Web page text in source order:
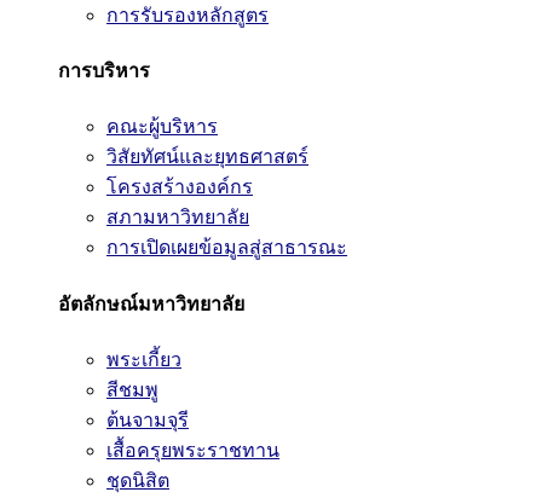
การรับรองหลักสูตร
การบริหาร
คณะผู้บริหาร
วิสัยทัศน์และยุทธศาสตร์
โครงสร้างองค์กร
สภามหาวิทยาลัย
การเปิดเผยข้อมูลสู่สาธารณะ
อัตลักษณ์มหาวิทยาลัย
พระเกี้ยว
สีชมพู
ต้นจามจุรี
เสื้อครุยพระราชทาน
ชุดนิสิต